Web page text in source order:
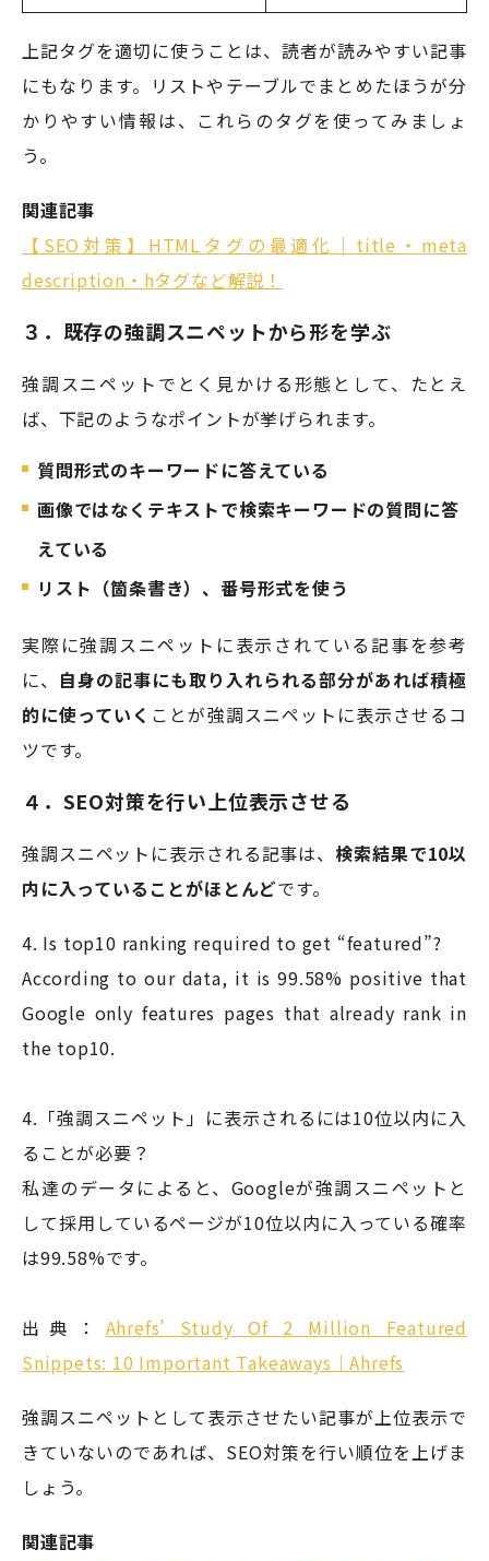
上記タグを適切に使うことは、読者が読みやすい記事
にもなります。リストやテーブルでまとめたほうが分
かりやすい情報は、これらのタグを使ってみましょ
う。
関連記事
【SEO対策】HTMLタグの最適化｜title・meta
description・hタグなど解説！
３．既存の強調スニペットから形を学ぶ
強調スニペットでとく見かける形態として、たとえ
ば、下記のようなポイントが挙げられます。
質問形式のキーワードに答えている
画像ではなくテキストで検索キーワードの質問に答
えている
リスト（箇条書き）、番号形式を使う
実際に強調スニペットに表示されている記事を参考
に、 自身の記事にも取り入れられる部分があれば積極
的に使っていく ことが強調スニペットに表示させるコ
ツです。
４．SEO対策を行い上位表示させる
強調スニペットに表示される記事は、検索結果で10以
内に入っていることがほとんどです。
4. Is top10 ranking required to get “featured”?
According to our data, it is 99.58% positive that
Google only features pages that already rank in
the top10.
4.「強調スニペット」に表示されるには10位以内に入
ることが必要？
私達のデータによると、Googleが強調スニペットと
して採用しているページが10位以内に入っている確率
は99.58%です。
出典： Ahrefs’ Study Of 2 Million Featured
Snippets: 10 Important Takeaways｜Ahrefs
強調スニペットとして表示させたい記事が上位表示で
きていないのであれば、SEO対策を行い順位を上げま
しょう。
関連記事